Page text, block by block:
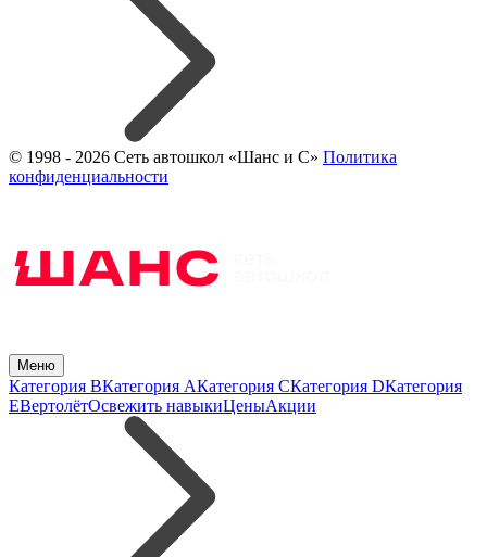
© 1998 - 2026 Сеть автошкол «Шанс и С» Политика
конфиденциальности
Меню
Категория BКатегория AКатегория CКатегория DКатегория
EВертолётОсвежить навыкиЦеныАкции